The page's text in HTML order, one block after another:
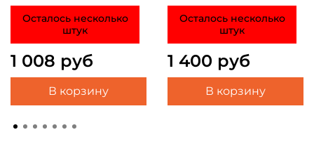
Осталось несколько
штук
1 008 руб
В корзину
Осталось несколько
штук
1 400 руб
В корзину